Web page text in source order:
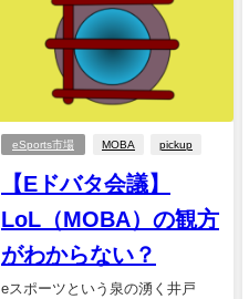
eSports市場 MOBA pickup
【Eドバタ会議】
LoL（MOBA）の観方
がわからない？
eスポーツという泉の湧く井戸